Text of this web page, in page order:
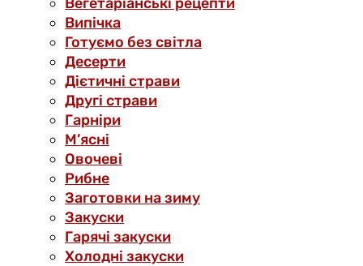
Випічка
Готуємо без світла
Десерти
Дієтичні страви
Другі страви
Гарніри
М’ясні
Овочеві
Рибне
Заготовки на зиму
Закуски
Гарячі закуски
Холодні закуски